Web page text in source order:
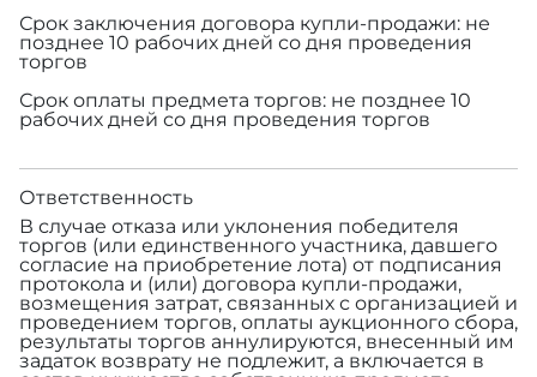
Срок заключения договора купли-продажи: не
позднее 10 рабочих дней со дня проведения
торгов
Срок оплаты предмета торгов: не позднее 10
рабочих дней со дня проведения торгов
Ответственность
В случае отказа или уклонения победителя
торгов (или единственного участника, давшего
согласие на приобретение лота) от подписания
протокола и (или) договора купли-продажи,
возмещения затрат, связанных с организацией и
проведением торгов, оплаты аукционного сбора,
результаты торгов аннулируются, внесенный им
задаток возврату не подлежит, а включается в